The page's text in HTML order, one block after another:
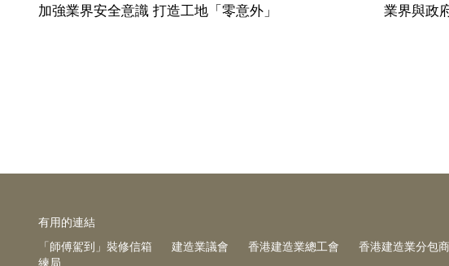
加強業界安全意識 打造工地「零意外」 業界與政
有⽤的連結
「師傅駕到」裝修信箱
建造業議會 香港建造業總工會 香港建造業分包
練局